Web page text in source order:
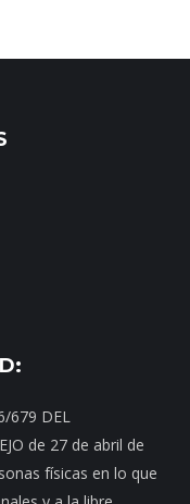
679 DEL
de 27 de abril de
físicas en lo que